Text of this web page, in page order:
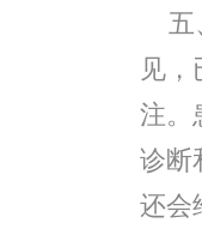
五
见
注。
诊断
还会